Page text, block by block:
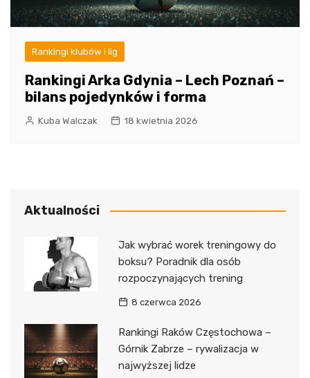
Rankingi klubów i lig
Rankingi Arka Gdynia – Lech Poznań –
bilans pojedynków i forma
Kuba Walczak 18 kwietnia 2026
Aktualności
Jak wybrać worek treningowy do
boksu? Poradnik dla osób
rozpoczynających trening
8 czerwca 2026
Rankingi Raków Częstochowa –
Górnik Zabrze – rywalizacja w
najwyższej lidze